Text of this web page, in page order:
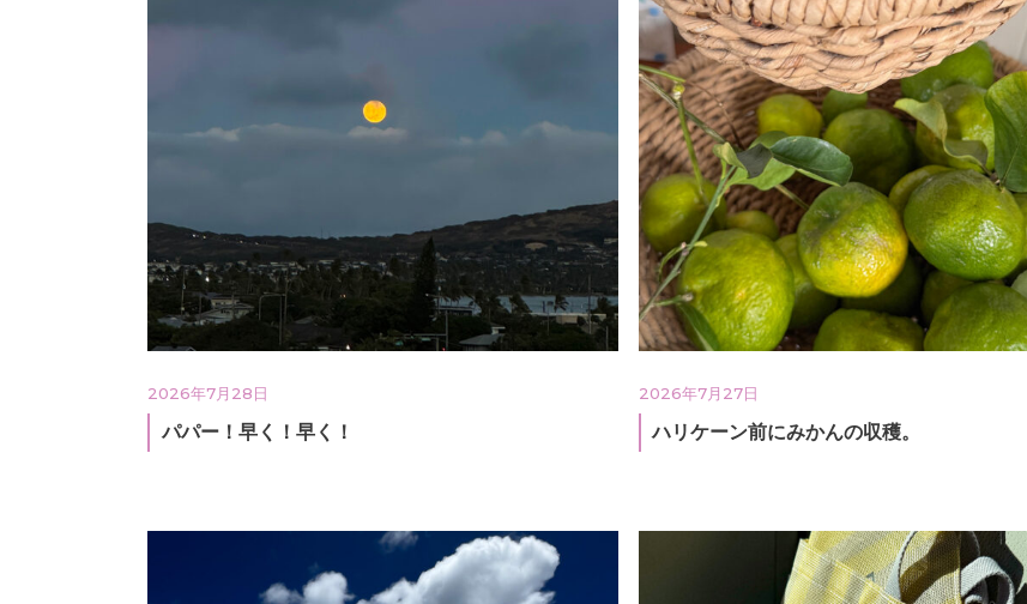
2026年7月28日
パパー！早く！早く！
2026年7月27日
ハリケーン前にみかんの収穫。